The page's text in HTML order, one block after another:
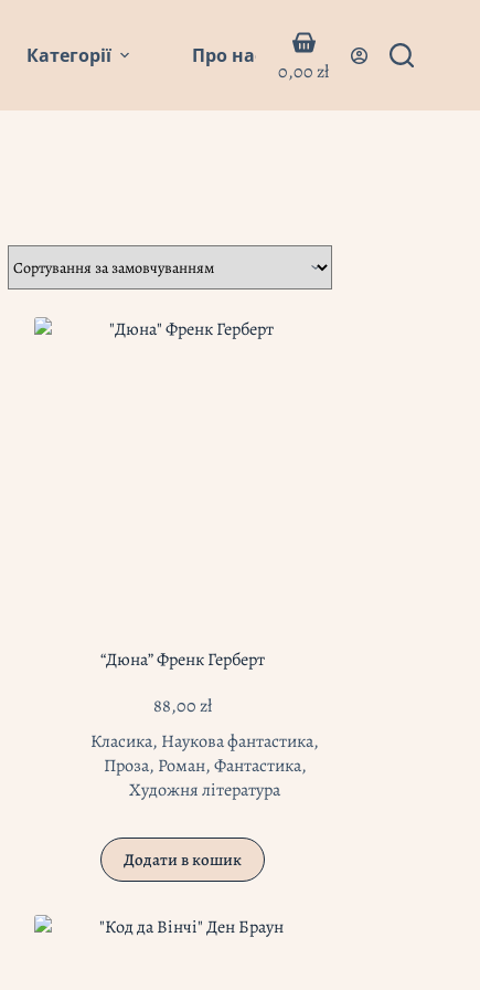
Категорії Про нас Блог Контакти
Кошик
0,00zł
“Дюна” Френк Герберт
88,00zł
Класика, Наукова фантастика,
Проза, Роман,Фантастика,
Художня література
Додати в кошик